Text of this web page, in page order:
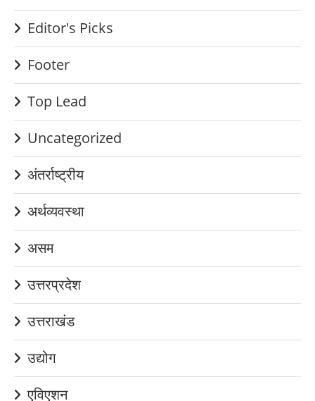
Editor's Picks
Footer
Top Lead
Uncategorized
अंतर्राष्ट्रीय
अर्थव्यवस्था
असम
उत्तरप्रदेश
उत्तराखंड
उद्योग
एविएशन